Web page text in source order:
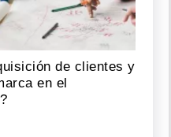
de clientes y
en el